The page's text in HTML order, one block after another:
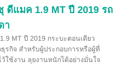
ดีแมค 1.9 MT ปี 2019 รถ
า
MT ปี 2019 กระบะตอนเดียว
รกิจ สำหรับผู้ประกอบการหรือผู้ที่
ใช้งาน ลุยงานหนักได้อย่างมั่นใจ